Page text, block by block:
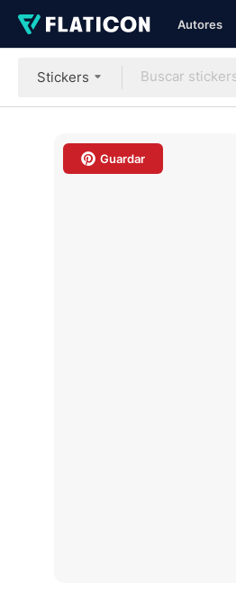
Autores
Stickers
Guardar